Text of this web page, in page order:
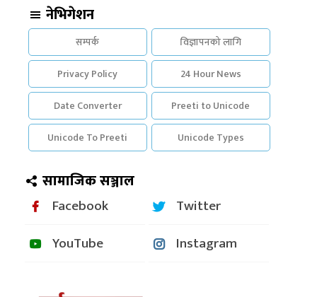
नेभिगेशन
सम्पर्क
विज्ञापनको लागि
Privacy Policy
24 Hour News
Date Converter
Preeti to Unicode
Unicode To Preeti
Unicode Types
सामाजिक सञ्जाल
Facebook
Twitter
YouTube
Instagram